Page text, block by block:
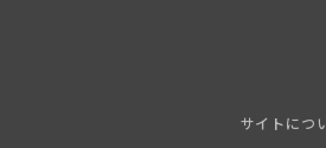
サイトにつ